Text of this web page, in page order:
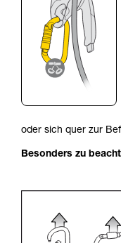
Die
Training
einem Profi,
Vorgang
Sie ihn
Wir geben
oder sich quer zur
Besonders zu